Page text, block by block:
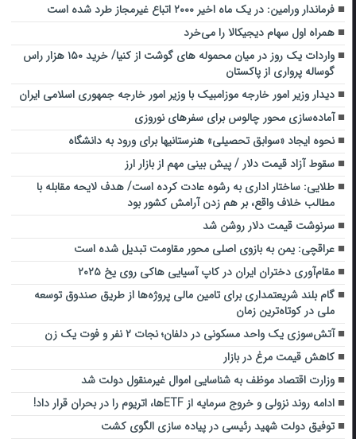
فرماندار ورامین: در یک ماه اخیر ۲۰۰۰ اتباع غیرمجاز طرد شده‌ است
همراه اول سهام دیجیکالا را می‌خرد
واردات یک روز در میان محموله های گوشت از کنیا/ خرید ۱۵۰ هزار راس
گوساله پرواری از پاکستان
دیدار وزیر امور خارجه موزامبیک با وزیر امور خارجه جمهوری اسلامی ایران
آماده‌سازی محور چالوس برای سفرهای نوروزی
نحوه ایجاد «سوابق تحصیلی» هنرستانیها برای ورود به دانشگاه
سقوط آزاد قیمت دلار / پیش‌ بینی مهم از بازار ارز
طلایی: ساختار اداری به رشوه عادت کرده است/ هدف لایحه مقابله با
مطالب خلاف واقع، بر هم زدن آرامش کشور بود
سرنوشت قیمت دلار روشن شد
عراقچی: یمن به بازوی اصلی محور مقاومت تبدیل شده است
مقام‌آوری دختران ایران در کاپ آسیایی هاکی روی یخ ۲۰۲۵
گام بلند شریعتمداری برای تامین مالی پروژه‌ها از طریق صندوق توسعه
ملی در کوتاه‌ترین زمان
آتش‌سوزی یک واحد مسکونی در دلفان؛ نجات ۲ نفر و فوت یک زن
کاهش قیمت مرغ در بازار
وزارت اقتصاد موظف به شناسایی اموال غیرمنقول دولت شد
ادامه روند نزولی و خروج سرمایه از ETFها، اتریوم را در بحران قرار داد!
توفیق دولت شهید رئیسی در پیاده‌ سازی الگوی کشت